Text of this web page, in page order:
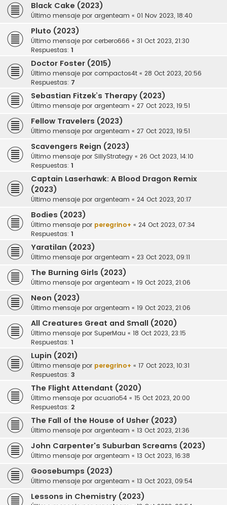
Black Cake (2023)
Último mensaje por argenteam « 01 Nov 2023, 18:40
Pluto (2023)
Último mensaje por cerbero666 « 31 Oct 2023, 21:30
Respuestas: 1
Doctor Foster (2015)
Último mensaje por compactos4t « 28 Oct 2023, 20:56
Respuestas: 7
Sebastian Fitzek’s Therapy (2023)
Último mensaje por argenteam « 27 Oct 2023, 19:51
Fellow Travelers (2023)
Último mensaje por argenteam « 27 Oct 2023, 19:51
Scavengers Reign (2023)
Último mensaje por SillyStrategy « 26 Oct 2023, 14:10
Respuestas: 1
Captain Laserhawk: A Blood Dragon Remix
(2023)
Último mensaje por argenteam « 24 Oct 2023, 20:17
Bodies (2023)
Último mensaje por peregrino+ « 24 Oct 2023, 07:34
Respuestas: 1
Yaratilan (2023)
Último mensaje por argenteam « 23 Oct 2023, 09:11
The Burning Girls (2023)
Último mensaje por argenteam « 19 Oct 2023, 21:06
Neon (2023)
Último mensaje por argenteam « 19 Oct 2023, 21:06
All Creatures Great and Small (2020)
Último mensaje por SuperMau « 18 Oct 2023, 23:15
Respuestas: 1
Lupin (2021)
Último mensaje por peregrino+ « 17 Oct 2023, 10:31
Respuestas: 3
The Flight Attendant (2020)
Último mensaje por acuario54 « 15 Oct 2023, 20:00
Respuestas: 2
The Fall of the House of Usher (2023)
Último mensaje por argenteam « 13 Oct 2023, 21:36
John Carpenter's Suburban Screams (2023)
Último mensaje por argenteam « 13 Oct 2023, 16:38
Goosebumps (2023)
Último mensaje por argenteam « 13 Oct 2023, 09:54
Lessons in Chemistry (2023)